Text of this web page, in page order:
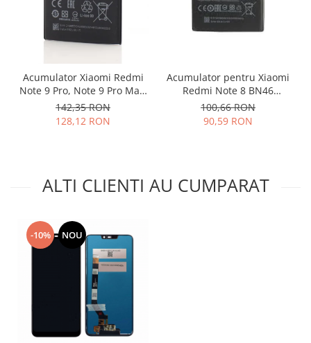
Touchscreen
ALCATEL
Blackberry
Nokia
Philips
Touchscreen Huawei
Touchscreen Lenovo
Touchscreen Samsung
UTOK
Acumulator Xiaomi Redmi
Note 9 Pro, Note 9 Pro Max,
BN53
142,35 RON
128,12 RON
Acumulator pentru Xiaomi
Redmi Note 8 BN46
4000mah
100,66 RON
90,59 RON
ALTI CLIENTI AU CUMPARAT
-10% NOU